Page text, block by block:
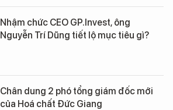
Nhậm chức CEO GP.Invest, ông
Nguyễn Trí Dũng tiết lộ mục tiêu gì?
Chân dung 2 phó tổng giám đốc mới
của Hoá chất Đức Giang